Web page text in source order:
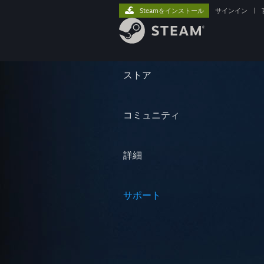
ストア
コミュニティ
詳細
サポート
Steamをインストール サインイン